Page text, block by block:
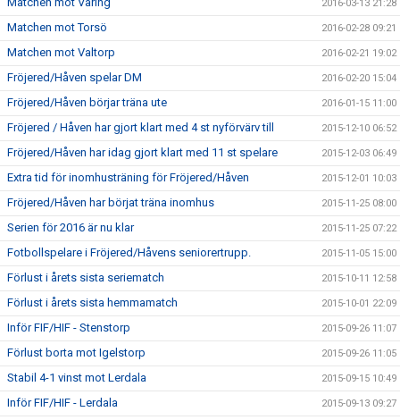
2016-03-13 21:28
Matchen mot Torsö 2016-02-28 09:21
Matchen mot Valtorp 2016-02-21 19:02
Fröjered/Håven spelar DM 2016-02-20 15:04
Fröjered/Håven börjar träna ute 2016-01-15 11:00
Fröjered / Håven har gjort klart med 4 st nyförvärv till 2015-12-10 06:52
Fröjered/Håven har idag gjort klart med 11 st spelare 2015-12-03 06:49
Extra tid för inomhusträning för Fröjered/Håven 2015-12-01 10:03
Fröjered/Håven har börjat träna inomhus 2015-11-25 08:00
Serien för 2016 är nu klar 2015-11-25 07:22
Fotbollspelare i Fröjered/Håvens seniorertrupp. 2015-11-05 15:00
Förlust i årets sista seriematch 2015-10-11 12:58
Förlust i årets sista hemmamatch 2015-10-01 22:09
Inför FIF/HIF - Stenstorp 2015-09-26 11:07
Förlust borta mot Igelstorp 2015-09-26 11:05
Stabil 4-1 vinst mot Lerdala 2015-09-15 10:49
Inför FIF/HIF - Lerdala 2015-09-13 09:27